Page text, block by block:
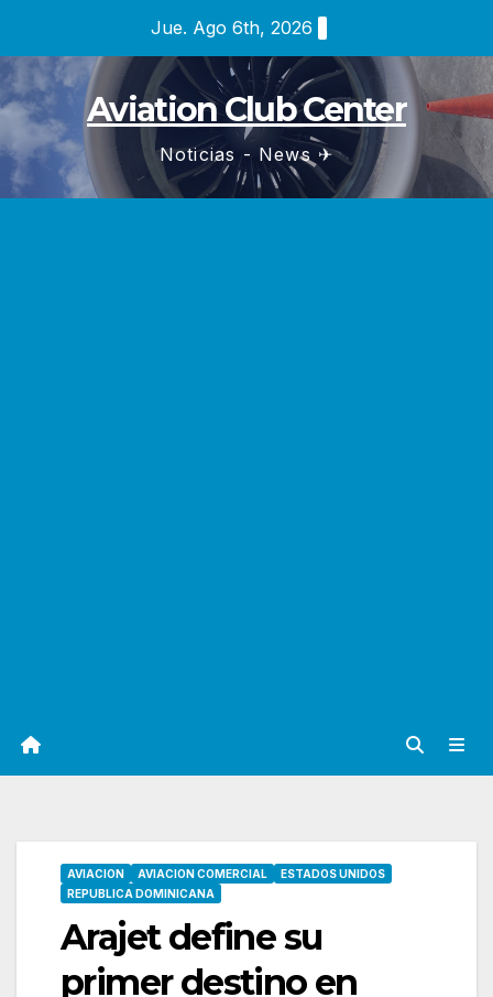
contenido
Jue. Ago 6th, 2026
Aviation Club Center
Noticias - News ✈
AVIACION AVIACION COMERCIAL
ESTADOS UNIDOS
REPUBLICA DOMINICANA
Arajet define su
primer destino en